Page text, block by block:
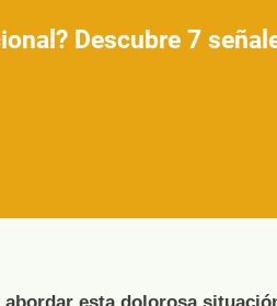
Descubre 7
esta dolorosa